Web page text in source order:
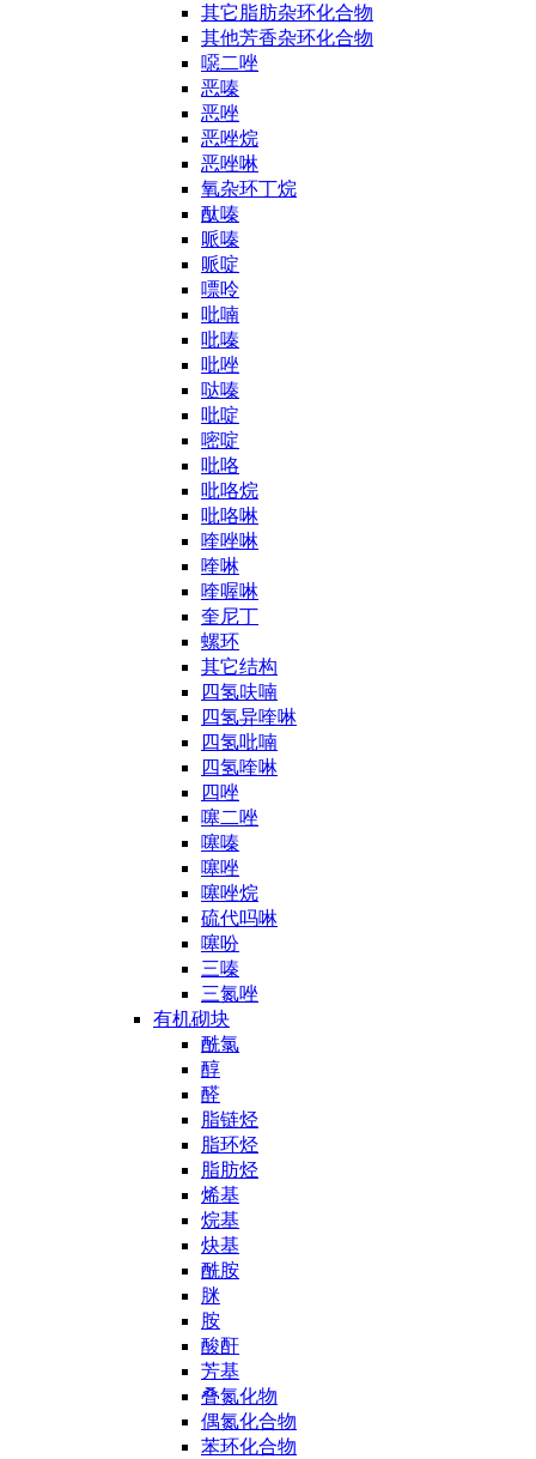
其它脂肪杂环化合物
其他芳香杂环化合物
噁二唑
恶嗪
恶唑
恶唑烷
恶唑啉
氧杂环丁烷
酞嗪
哌嗪
哌啶
嘌呤
吡喃
吡嗪
吡唑
哒嗪
吡啶
嘧啶
吡咯
吡咯烷
吡咯啉
喹唑啉
喹啉
喹喔啉
奎尼丁
螺环
其它结构
四氢呋喃
四氢异喹啉
四氢吡喃
四氢喹啉
四唑
噻二唑
噻嗪
噻唑
噻唑烷
硫代吗啉
噻吩
三嗪
三氮唑
有机砌块
酰氯
醇
醛
脂链烃
脂环烃
脂肪烃
烯基
烷基
炔基
酰胺
脒
胺
酸酐
芳基
叠氮化物
偶氮化合物
苯环化合物